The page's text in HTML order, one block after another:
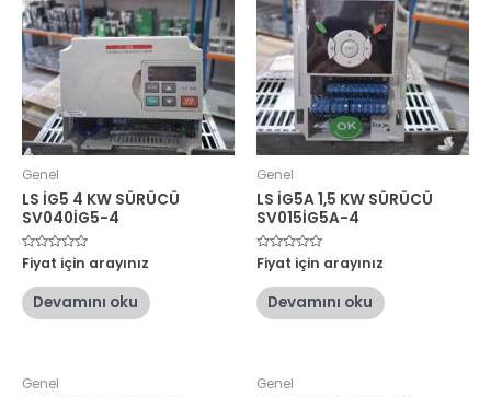
Genel
LS İG5 4 KW SÜRÜCÜ
SV040İG5-4
5
üzerinden
oy
aldı
Fiyat için arayınız
Devamını oku
Genel
LS İG5A 1,5 KW SÜRÜCÜ
SV015İG5A-4
5
üzerinden
oy
aldı
Fiyat için arayınız
Devamını oku
Genel Genel